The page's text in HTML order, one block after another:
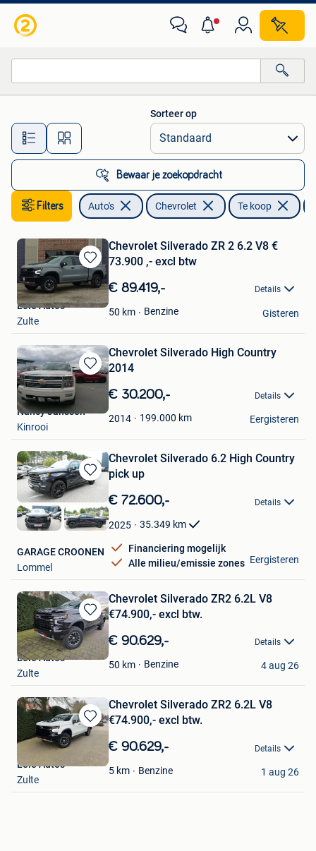
Alle afstanden…
Sorteer op
Bewaar je zoekopdracht
Filters Auto's Chevrolet Te koop
Bewaren
in
Mijn
Favorieten
Chevrolet Silverado ZR 2 6.2 V8 €
73.900 ,- excl btw
€ 89.419,- Details
50 km Benzine
Leie Auto's
Zulte
Gisteren
Bewaren
in
Favorieten
Chevrolet Silverado High Country
2014
€ 30.200,- Details
2014 199.000 km
Nancy Janssen
Kinrooi
Eergisteren
Bewaren
in
Mijn
Favorieten
Chevrolet Silverado 6.2 High Country
pick up
€ 72.600,- Details
2025 35.349 km
Financiering mogelijk
Alle milieu/emissie zones
GARAGE CROONEN
Lommel
Eergisteren
Bewaren
in
Mijn
Favorieten
Chevrolet Silverado ZR2 6.2L V8
€74.900,- excl btw.
€ 90.629,- Details
50 km Benzine
Leie Auto's
Zulte
4 aug 26
Bewaren
in
Favorieten
Chevrolet Silverado ZR2 6.2L V8
€74.900,- excl btw.
€ 90.629,- Details
5 km Benzine
Leie Auto's
Zulte
1 aug 26